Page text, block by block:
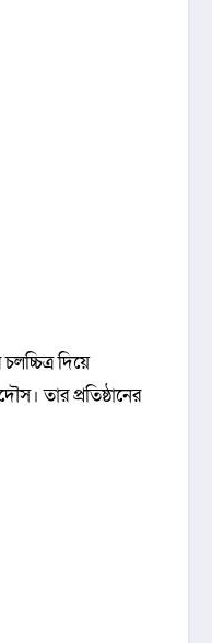
দিয়ে
তার প্রতিষ্ঠানের